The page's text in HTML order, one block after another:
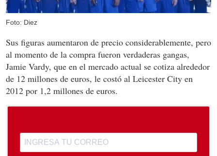
Foto: Diez
Sus figuras aumentaron de precio considerablemente, pero
al momento de la compra fueron verdaderas gangas,
Jamie Vardy, que en el mercado actual se cotiza alrededor
de 12 millones de euros, le costó al Leicester City en
2012 por 1,2 millones de euros.